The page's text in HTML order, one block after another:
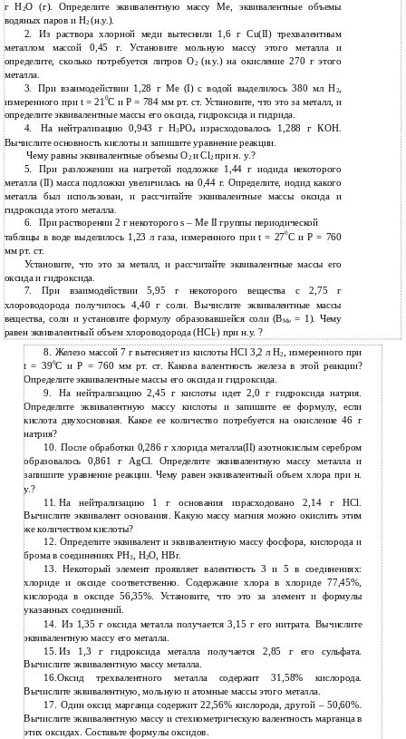
г Н2О (г). Определите эквивалентную массу Ме, эквивалентные объемы
водяных паров и Н2(н.у.).
2.
Из раствора хлорной меди вытеснили 1,6 г Cu(II) трехвалентным
металлом массой 0,45 г. Установите мольную массу этого металла и
определите, сколько потребуется литров О2(н.у.) на окисление 270 г этого
металла.
3. При взаимодействии 1,28 г Ме (I) с водой выделилось 380 мл Н2,
измеренного при t = 21 0С и Р = 784 мм рт. ст. Установите, что это за металл, и
определите эквивалентные массы его оксида, гидроксида и гидрида.
4. На нейтрализацию 0,943 г Н3РО4израсходовалось 1,288 г КОН.
Вычислите основность кислоты и запишите уравнение реакции.
Чему равны эквивалентные объемы О2 и Cl2при н. у.?
5.
При разложении на нагретой подложке 1,44 г иодида некоторого
металла (II) масса подложки увеличилась на 0,44 г. Определите, иодид какого
металла был использован, и рассчитайте эквивалентные массы оксида и
гидроксида этого металла.
6. При растворении 2 г некоторого s – Me II группы периодической
таблицы в воде выделилось 1,23 л газа, измеренного при t = 270C и Р = 760
мм рт. ст.
Установите, что это за металл, и рассчитайте эквивалентные массы его
оксида и гидроксида.
7. При взаимодействии 5,95 г некоторого вещества с 2,75 г
хлороводорода получилось 4,40 г соли. Вычислите эквивалентные массы
вещества, соли и установите формулу образовавшейся соли (ВМе = 1). Чему
равен эквивалентный объем хлороводорода (HClГ) при н.у. ?
8.
Железо массой 7 г вытесняет из кислоты HCl 3,2 л Н2 , измеренного при
t = 390C и Р = 760 мм рт. ст. Какова валентность железа в этой реакции?
Определите эквивалентные массы его оксида и гидроксида.
9.
На нейтрализацию 2,45 г кислоты идет 2,0 г гидроксида натрия.
Определите эквивалентную массу кислоты и запишите ее формулу, если
кислота двухосновная. Какое ее количество потребуется на окисление 46 г
натрия?
10. После обработки 0,286 г хлорида металла(II) азотнокислым серебром
образовалось 0,861 г AgCl. Определите эквивалентную массу металла и
запишите уравнение реакции. Чему равен эквивалентный объем хлора при н.
у.?
11. На нейтрализацию 1 г основания израсходовано 2,14 г HCl.
Вычислите эквивалент основания. Какую массу магния можно окислить этим
же количеством кислоты?
12. Определите эквивалент и эквивалентную массу фосфора, кислорода и
брома в соединениях РН3, Н2О, HBr.
13. Некоторый элемент проявляет валентность 3 и 5 в соединениях:
хлориде и оксиде соответственно. Содержание хлора в хлориде 77,45%,
кислорода в оксиде 56,35%. Установите, что это за элемент и формулы
указанных соединений.
14.
Из 1,35 г оксида металла получается 3,15 г его нитрата. Вычислите
эквивалентную массу его металла.
15. Из 1,3 г гидроксида металла получается 2,85 г его сульфата.
Вычислите эквивалентную массу металла.
16.Оксид трехвалентного металла содержит 31,58% кислорода.
Вычислите эквивалентную, мольную и атомные массы этого металла.
17. Один оксид марганца содержит 22,56% кислорода, другой – 50,60%.
Вычислите эквивалентную массу и стехиометрическую валентность марганца в
этих оксидах. Составьте формулы оксидов.